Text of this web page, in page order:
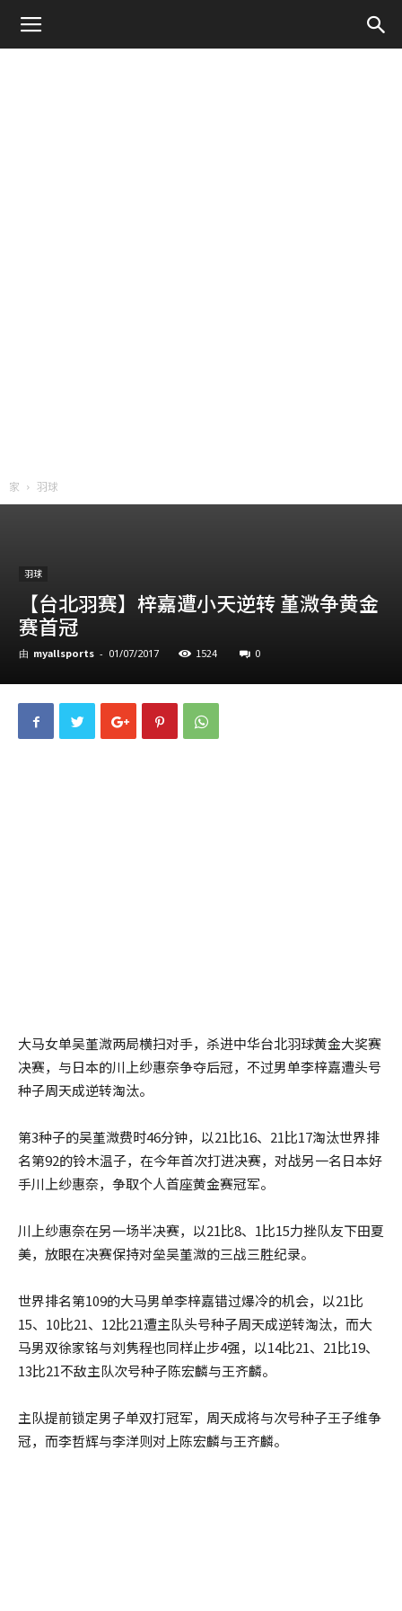
家 羽球
羽球
【台北羽赛】梓嘉遭小天逆转 堇溦争黄金
赛首冠
由 myallsports - 01/07/2017 1524 0
大马女单吴堇溦两局横扫对手，杀进中华台北羽球黄金大奖赛
决赛，与日本的川上纱惠奈争夺后冠，不过男单李梓嘉遭头号
种子周天成逆转淘汰。
第3种子的吴堇溦费时46分钟，以21比16、21比17淘汰世界排
名第92的铃木温子，在今年首次打进决赛，对战另一名日本好
手川上纱惠奈，争取个人首座黄金赛冠军。
川上纱惠奈在另一场半决赛，以21比8、1比15力挫队友下田夏
美，放眼在决赛保持对垒吴堇溦的三战三胜纪录。
世界排名第109的大马男单李梓嘉错过爆冷的机会，以21比
15、10比21、12比21遭主队头号种子周天成逆转淘汰，而大
马男双徐家铭与刘隽程也同样止步4强，以14比21、21比19、
13比21不敌主队次号种子陈宏麟与王齐麟。
主队提前锁定男子单双打冠军，周天成将与次号种子王子维争
冠，而李哲辉与李洋则对上陈宏麟与王齐麟。